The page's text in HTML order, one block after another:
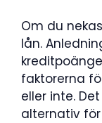
Om du
lån.
faktorerna
eller inte.
alternativ